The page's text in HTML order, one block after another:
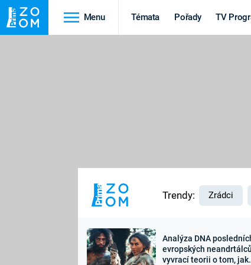
Menu Témata Pořady TV
Výročí
Trendy: Zrádci
Analýza DNA
evropských neandrtálců
vyvrací teorii o tom, jak